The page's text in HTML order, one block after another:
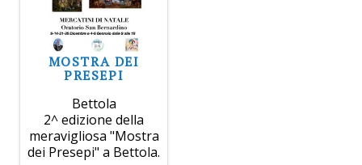
MOSTRA DEI
PRESEPI
Bettola
2^ edizione della
meravigliosa "Mostra
dei Presepi" a Bettola.